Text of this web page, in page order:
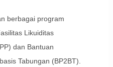
berbagai program
Likuiditas
dan Bantuan
Tabungan (BP2BT).